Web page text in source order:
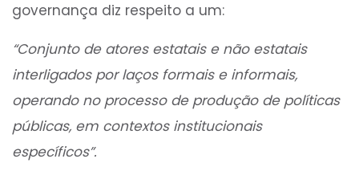
governança diz respeito a um:
“Conjunto de atores estatais e não estatais
interligados por laços formais e informais,
operando no processo de produção de políticas
públicas, em contextos institucionais
específicos”.